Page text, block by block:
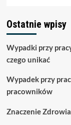
Ostatnie wpisy
Wypadki przy
czego unikać
Wypadek przy
pracowników
Znaczenie